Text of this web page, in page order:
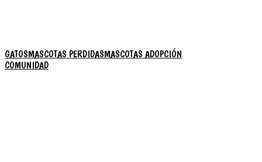
GATOSMASCOTAS PERDIDASMASCOTAS ADOPCIÓN
COMUNIDAD